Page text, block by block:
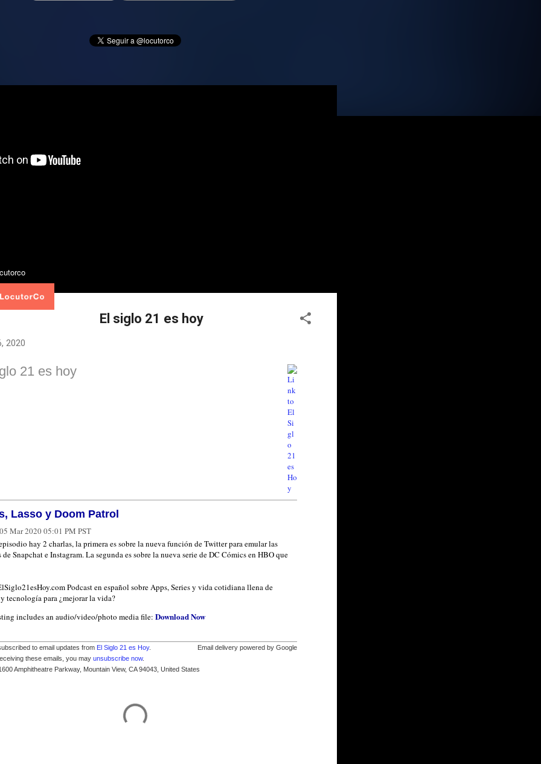
El siglo 21 es hoy
2020
21 es hoy
Lasso y Doom Patrol
05 Mar 2020 05:01 PM PST
hay 2 charlas, la primera es sobre la nueva función de Twitter para emular las
Snapchat e Instagram. La segunda es sobre la nueva serie de DC Cómics en HBO que
Podcast en español sobre Apps, Series y vida cotidiana llena de
tecnología para ¿mejorar la vida?
includes an audio/video/photo media file: Download Now
to email updates from El Siglo 21 es Hoy.
these emails, you may unsubscribe now.
Email delivery powered by Google
Amphitheatre Parkway, Mountain View, CA 94043, United States